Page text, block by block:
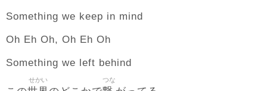
Something we keep in mind
Oh Eh Oh, Oh Eh Oh
Something we left behind
せかい つな